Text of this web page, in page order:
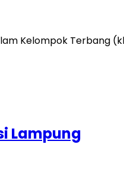
Kelompok Terbang
Lampung